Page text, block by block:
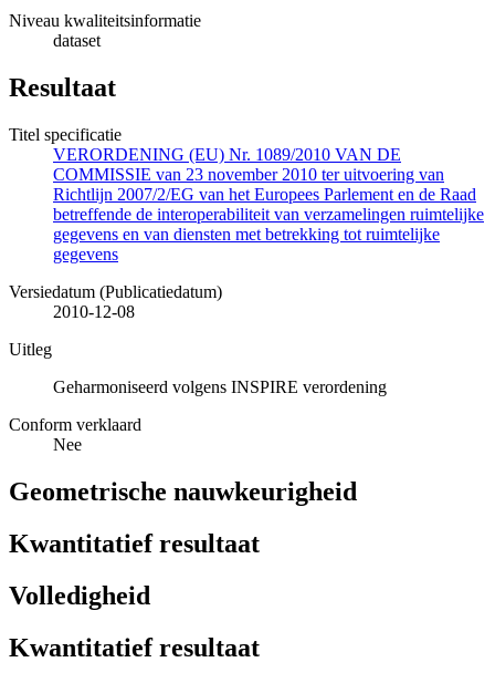
Niveau kwaliteitsinformatie
dataset
Resultaat
Titel specificatie
VERORDENING (EU) Nr. 1089/2010 VAN DE
COMMISSIE van 23 november 2010 ter uitvoering van
Richtlijn 2007/2/EG van het Europees Parlement en de Raad
betreffende de interoperabiliteit van verzamelingen ruimtelijke
gegevens en van diensten met betrekking tot ruimtelijke
gegevens
Versiedatum (Publicatiedatum)
2010-12-08
Uitleg
Geharmoniseerd volgens INSPIRE verordening
Conform verklaard
Nee
Geometrische nauwkeurigheid
Kwantitatief resultaat
Volledigheid
Kwantitatief resultaat